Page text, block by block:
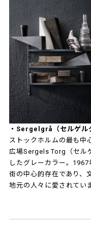
・Sergelgrå（セルゲル
ストックホルムの最も中
広場Sergels Torg（セル
したグレーカラー。
街の中心的存在であり、
地元の人々に愛されてい